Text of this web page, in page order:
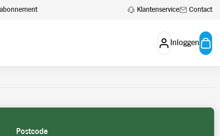
Klantenservice Contact
Inloggen
aan. Account aanvragen
Postcode